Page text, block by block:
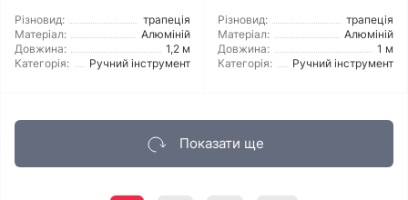
Різновид:
трапеція
Матеріал:
Алюміній
Довжина:
1,2 м
Категорія:
Ручний інструмент
Різновид:
трапеція
Матеріал:
Алюміній
Довжина:
1 м
Категорія:
Ручний інструмент
Показати ще